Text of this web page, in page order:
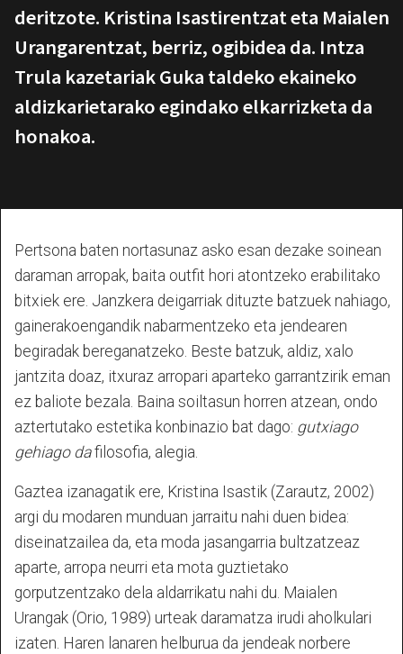
deritzote. Kristina Isastirentzat eta Maialen
Urangarentzat, berriz, ogibidea da. Intza
Trula kazetariak Guka taldeko ekaineko
aldizkarietarako egindako elkarrizketa da
honakoa.
Pertsona baten nortasunaz asko esan dezake soinean
daraman arropak, baita outfit hori atontzeko erabilitako
bitxiek ere. Janzkera deigarriak dituzte batzuek nahiago,
gainerakoengandik nabarmentzeko eta jendearen
begiradak bereganatzeko. Beste batzuk, aldiz, xalo
jantzita doaz, itxuraz arropari aparteko garrantzirik eman
ez baliote bezala. Baina soiltasun horren atzean, ondo
aztertutako estetika konbinazio bat dago: gutxiago
gehiago dafilosofia, alegia.
Gaztea izanagatik ere, Kristina Isastik (Zarautz, 2002)
argi du modaren munduan jarraitu nahi duen bidea:
diseinatzailea da, eta moda jasangarria bultzatzeaz
aparte, arropa neurri eta mota guztietako
gorputzentzako dela aldarrikatu nahi du. Maialen
Urangak (Orio, 1989) urteak daramatza irudi aholkulari
izaten. Haren lanaren helburua da jendeak norbere